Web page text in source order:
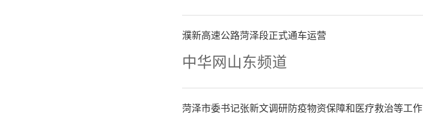
濮新高速公路菏泽段正式通车运营
中华网山东频道
菏泽市委书记张新文调研防疫物资保障和医疗救治等工作